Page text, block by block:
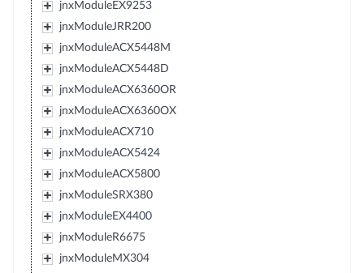
jnxModuleEX9253
jnxModuleJRR200
jnxModuleACX5448M
jnxModuleACX5448D
jnxModuleACX6360OR
jnxModuleACX6360OX
jnxModuleACX710
jnxModuleACX5424
jnxModuleACX5800
jnxModuleSRX380
jnxModuleEX4400
jnxModuleR6675
jnxModuleMX304